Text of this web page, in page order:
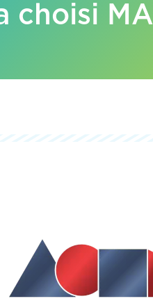
choisi